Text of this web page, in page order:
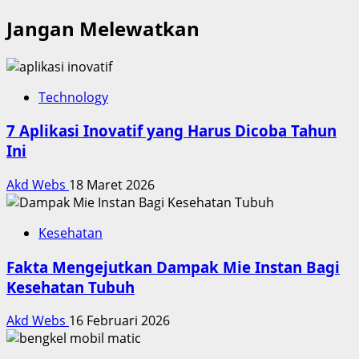
Jangan Melewatkan
Technology
7 Aplikasi Inovatif yang Harus Dicoba Tahun
Ini
Akd Webs 18 Maret 2026
Kesehatan
Fakta Mengejutkan Dampak Mie Instan Bagi
Kesehatan Tubuh
Akd Webs 16 Februari 2026